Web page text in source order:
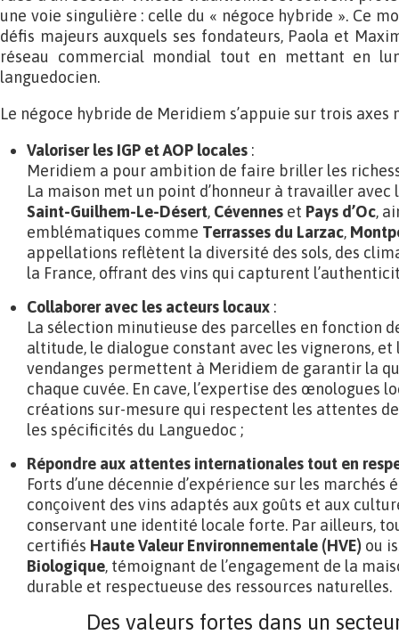
une voie singulière : celle du « négoce hybride ». Ce
défis majeurs auxquels ses fondateurs, Paola et
réseau commercial mondial tout en mettant en
languedocien.
Le négoce hybride de Meridiem s’appuie sur trois axes
Valoriser les IGP et AOP locales :
Meridiem a pour ambition de faire briller les
La maison met un point d’honneur à travailler avec
Saint-Guilhem-Le-Désert, Cévennes et Pays d’Oc,
emblématiques comme Terrasses du Larzac,
appellations reflètent la diversité des sols, des
la France, offrant des vins qui capturent
Collaborer avec les acteurs locaux :
La sélection minutieuse des parcelles en fonction
altitude, le dialogue constant avec les vignerons,
vendanges permettent à Meridiem de garantir la
chaque cuvée. En cave, l’expertise des œnologues
créations sur-mesure qui respectent les attentes
les spécificités du Languedoc ;
Répondre aux attentes internationales tout en
Forts d’une décennie d’expérience sur les
conçoivent des vins adaptés aux goûts et aux
conservant une identité locale forte. Par ailleurs,
certifiés Haute Valeur Environnementale (HVE) ou
Biologique, témoignant de l’engagement de la
durable et respectueuse des ressources naturelles.
Des valeurs fortes dans un